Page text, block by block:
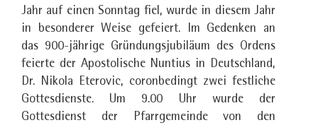
Jahr auf einen Sonntag fiel, wurde in diesem Jahr
in besonderer Weise gefeiert. Im Gedenken an
das 900-jährige Gründungsjubiläum des Ordens
feierte der Apostolische Nuntius in Deutschland,
Dr. Nikola Eterovic, coronbedingt zwei festliche
Gottesdienste. Um 9.00 Uhr wurde der
Gottesdienst der Pfarrgemeinde von den